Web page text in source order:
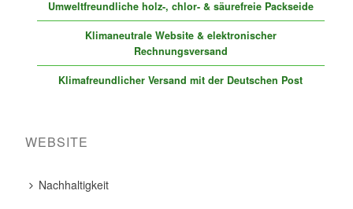
Umweltfreundliche holz-, chlor- & säurefreie Packseide
Klimaneutrale Website & elektronischer
Rechnungsversand
Klimafreundlicher Versand mit der Deutschen Post
WEBSITE
Nachhaltigkeit